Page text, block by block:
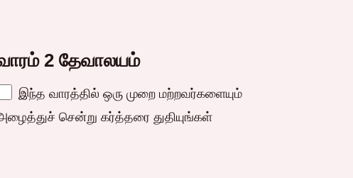
2 தேவாலயம்
இந்த வாரத்தில் ஒரு முறை மற்றவர்களையும்
சென்று கர்த்தரை துதியுங்கள்